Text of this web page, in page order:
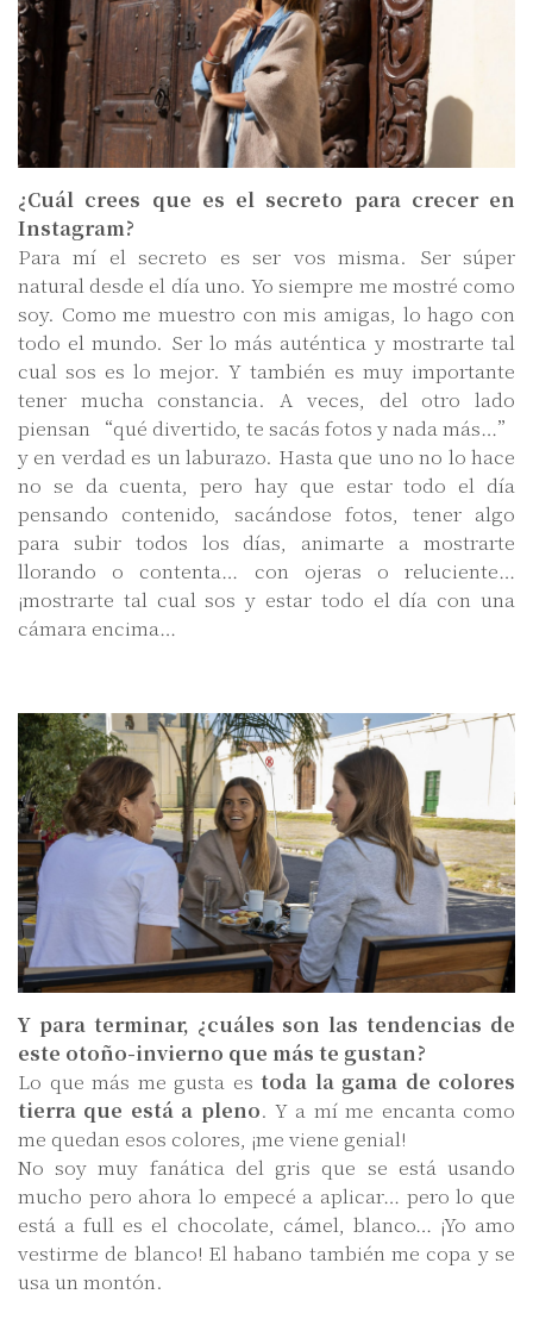
¿Cuál crees que es el secreto para crecer en
Instagram?
Para mí el secreto es ser vos misma. Ser súper
natural desde el día uno. Yo siempre me mostré como
soy. Como me muestro con mis amigas, lo hago con
todo el mundo. Ser lo más auténtica y mostrarte tal
cual sos es lo mejor. Y también es muy importante
tener mucha constancia. A veces, del otro lado
piensan “qué divertido, te sacás fotos y nada más…”
y en verdad es un laburazo. Hasta que uno no lo hace
no se da cuenta, pero hay que estar todo el día
pensando contenido, sacándose fotos, tener algo
para subir todos los días, animarte a mostrarte
llorando o contenta… con ojeras o reluciente…
¡mostrarte tal cual sos y estar todo el día con una
cámara encima…
Y para terminar, ¿cuáles son las tendencias de
este otoño-invierno que más te gustan?
Lo que más me gusta es toda la gama de colores
tierra que está a pleno. Y a mí me encanta como
me quedan esos colores, ¡me viene genial!
No soy muy fanática del gris que se está usando
mucho pero ahora lo empecé a aplicar… pero lo que
está a full es el chocolate, cámel, blanco… ¡Yo amo
vestirme de blanco! El habano también me copa y se
usa un montón.